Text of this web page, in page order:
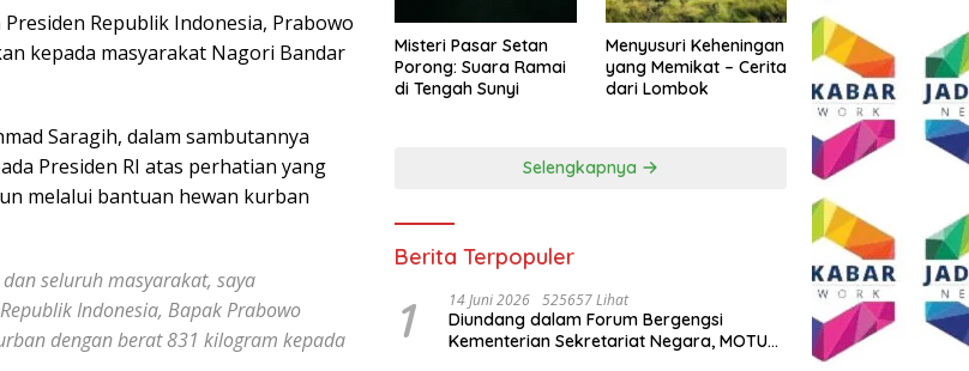
Republik Indonesia, Prabowo
kepada masyarakat Nagori Bandar
Saragih, dalam sambutannya
Presiden RI atas perhatian yang
melalui bantuan hewan kurban
seluruh masyarakat, saya
Indonesia, Bapak Prabowo
dengan berat 831 kilogram kepada
Misteri Pasar Setan
Porong: Suara Ramai
di Tengah Sunyi
Menyusuri Keheningan
yang Memikat – Cerita
dari Lombok
Selengkapnya
Berita Terpopuler
1 14 Juni 2026 525657 Lihat
Diundang dalam Forum Bergengsi
Kementerian Sekretariat Negara, MOTU